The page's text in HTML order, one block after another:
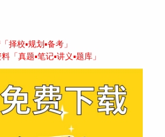
择校▪规划▪备考」
「真题▪笔记▪讲义▪题库」